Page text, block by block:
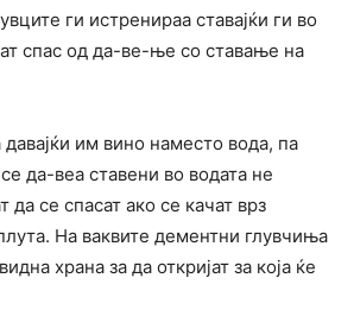
ги истренираа ставајќи ги во
спас од да-ве-ње со ставање на
им вино наместо вода, па
да-веа ставени во водата не
да се спасат ако се качат врз
На ваквите дементни глувчиња
храна за да откријат за која ќе